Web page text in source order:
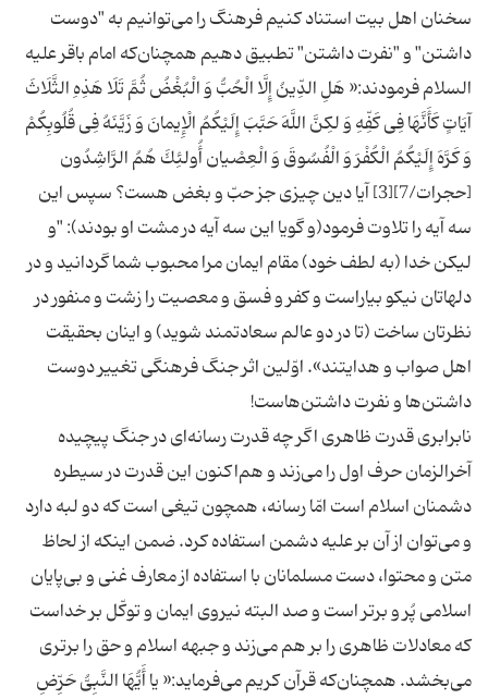
سخنان اهل بیت استناد کنیم فرهنگ را می‌توانیم به "دوست
داشتن" و "نفرت داشتن" تطبیق دهیم همچنان‌که امام باقر علیه
السلام فرمودند:« هَلِ الدِّینُ إِلَّا الْحُبُّ وَ الْبُغْضُ ثُمَّ تَلَا هَذِهِ الثَّلَاثَ
آیَاتٍ كَأَنَّهَا فِی كَفِّهِ وَ لكِنَّ اللَّهَ حَبَّبَ إِلَیْكُمُ الْإِیمانَ وَ زَیَّنَهُ فِی قُلُوبِكُمْ
وَ كَرَّهَ إِلَیْكُمُ الْكُفْرَ وَ الْفُسُوقَ وَ الْعِصْیان‏ أُولئِكَ هُمُ الرَّاشِدُون‏
[حجرات/7][3] آیا دین چیزى جز حبّ و بغض هست؟ سپس این
سه آیه را تلاوت فرمود(و گویا این سه آیه در مشت او بودند): "و
لیكن خدا (به لطف خود) مقام ایمان مرا محبوب شما گردانید و در
دلهاتان نیكو بیاراست و كفر و فسق و معصیت را زشت و منفور در
نظرتان ساخت (تا در دو عالم سعادتمند شوید) و اینان بحقیقت
‏اهل صواب و هدایتند». اوّلین اثر جنگ فرهنگی تغییر دوست
نابرابری قدرت ظاهری اگر چه قدرت رسانه‌ای در جنگ پیچیده
آخرالزمان حرف اول را می‌زند و هم‌اکنون این قدرت در سیطره
دشمنان اسلام است امّا رسانه، همچون تیغی است که دو لبه دارد
و می‌توان از آن بر علیه دشمن استفاده کرد. ضمن اینکه از لحاظ
متن و محتوا، دست مسلمانان با استفاده از معارف غنی و بی‌پایان
اسلامی پُر و برتر است و صد البته نیروی ایمان و توکّل بر خداست
که معادلات ظاهری را بر هم می‌زند و جبهه اسلام و حق را برتری
می‌بخشد. همچنان‌که قرآن کریم می‌فرماید:« یا أَیُّهَا النَّبِیُّ حَرِّضِ